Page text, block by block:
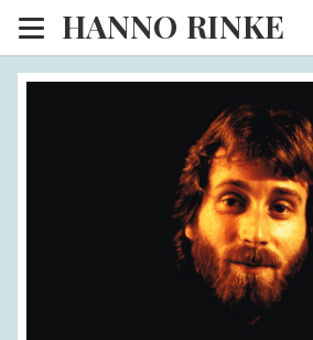
HANNO RINKE
Heim
EISINSEL
Sonntagspredigten
Blog
Lesesaal
Hörsaal